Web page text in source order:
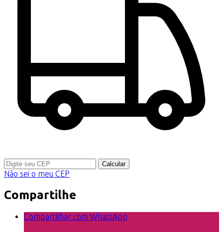
Calcular
Não sei o meu CEP
Compartilhe
Compartilhar com WhatsApp